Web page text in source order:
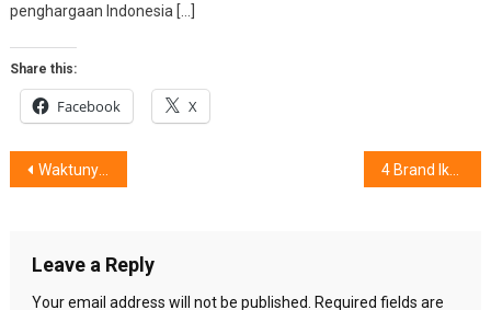
penghargaan Indonesia […]
Share this:
Facebook X
Post
Waktunya Menjadi Brand Ikonik Melalui Sosro #LocalsUnite 4 Brand Ikonik Kebanggaan Indonesia
Leave a Reply
Your email address will not be published.
Required fields are